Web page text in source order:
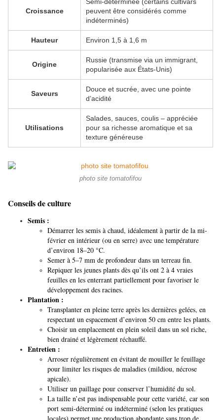
Croissance
peuvent être considérés comme
indéterminés)
Hauteur Environ 1,5 à 1,6 m
Origine
Russie (transmise via un immigrant,
popularisée aux États‑Unis)
Saveurs
Douce et sucrée, avec une pointe
d’acidité
Utilisations
Salades, sauces, coulis – appréciée
pour sa richesse aromatique et sa
texture généreuse
photo site tomatofifou
Conseils de culture
Semis :
Démarrer les semis à chaud, idéalement à partir de la mi-
février en intérieur (ou en serre) avec une température
d’environ 18–20 °C.
Semer à 5–7 mm de profondeur dans un terreau fin.
Repiquer les jeunes plants dès qu’ils ont 2 à 4 vraies
feuilles en les enterrant partiellement pour favoriser le
développement des racines.
Plantation :
Transplanter en pleine terre après les dernières gelées, en
respectant un espacement d’environ 50 cm entre les plants.
Choisir un emplacement en plein soleil dans un sol riche,
bien drainé et légèrement réchauffé.
Entretien :
Arroser régulièrement en évitant de mouiller le feuillage
pour limiter les risques de maladies (mildiou, nécrose
apicale).
Utiliser un paillage pour conserver l’humidité du sol.
La taille n’est pas indispensable pour cette variété, car son
port semi‑déterminé ou indéterminé (selon les pratiques